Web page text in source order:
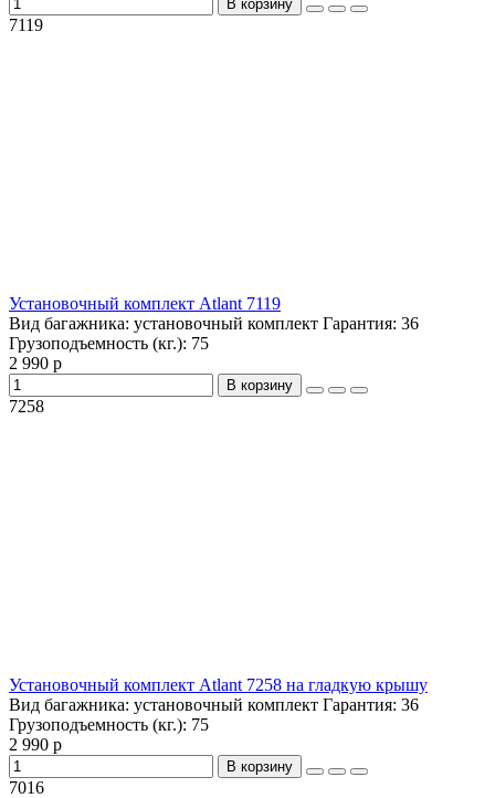
В корзину
7119
Установочный комплект Atlant 7119
Вид багажника: установочный комплект Гарантия: 36
Грузоподъемность (кг.): 75
2 990 р
В корзину
7258
Установочный комплект Atlant 7258 на гладкую крышу
Вид багажника: установочный комплект Гарантия: 36
Грузоподъемность (кг.): 75
2 990 р
В корзину
7016